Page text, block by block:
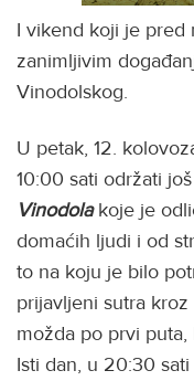
I vikend koji je pred
zanimljivim
Vinodolskog.
U petak, 12.
10:00 sati održati
Vinodolakoje je
domaćih ljudi i od
to na koju je bilo
prijavljeni sutra
možda po prvi
Isti dan, u 20:30